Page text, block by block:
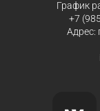
График
+7
Адрес: